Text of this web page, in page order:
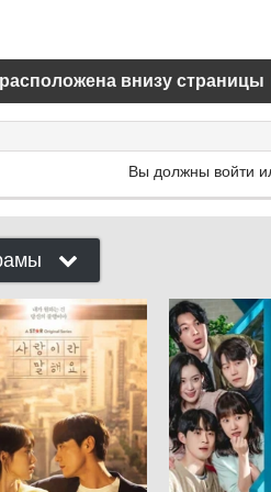
внизу страницы
Вы должны войти